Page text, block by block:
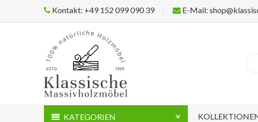
Kontakt: +49 152 099 090 39 E-Mail:
KATEGORIEN